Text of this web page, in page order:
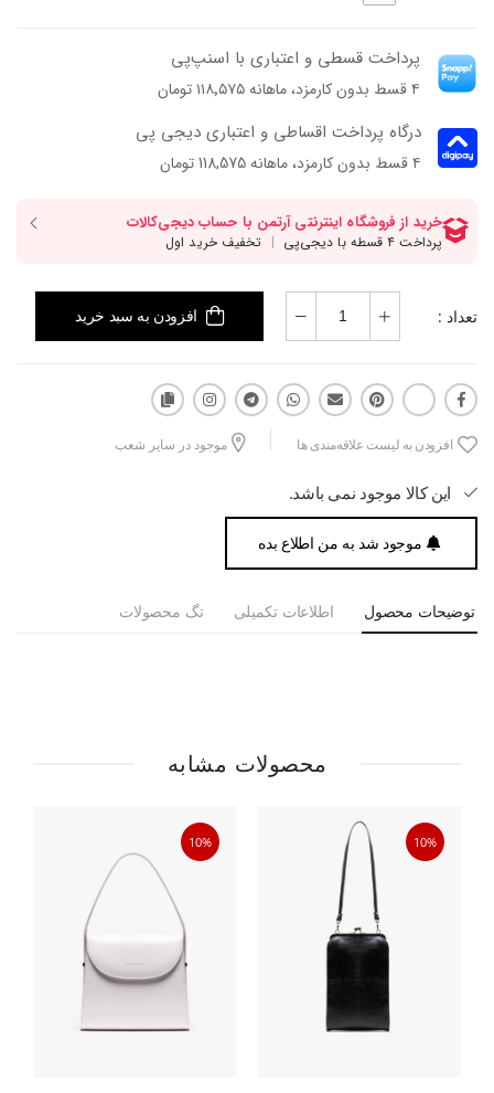
پرداخت قسطی و اعتباری با اسنپ‌پی
۴ قسط بدون کارمزد، ماهانه ۱۱۸٬۵۷۵ تومان
درگاه پرداخت اقساطی و اعتباری دیجی پی
۴ قسط بدون کارمزد، ماهانه 118,575 تومان
تعداد : افزودن به سبد خرید
افزودن به لیست علاقه‌مندی ها موجود در سایر شعب
این کالا موجود نمی باشد.
موجود شد به من اطلاع بده
توضیحات محصول اطلاعات تکمیلی تگ محصولات
محصولات مشابه
10%
10%